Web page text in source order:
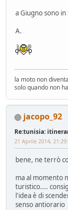
a Giugno sono in
A.
la moto non
solo quando non
jacopo_92
Re:tunisia:
21 Aprile 2014,
bene, ne terrò
ma al momento
turistico....
l'idea è di
senso antiorario